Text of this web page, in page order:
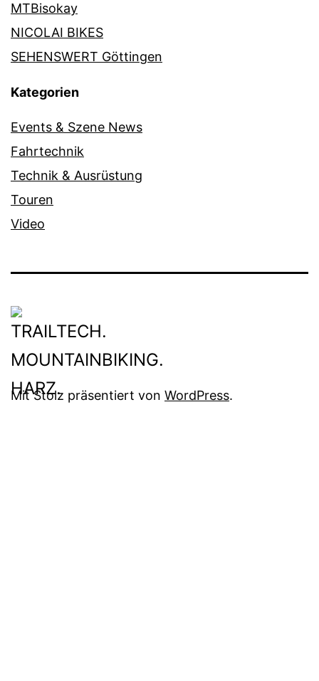
MTBisokay
NICOLAI BIKES
SEHENSWERT Göttingen
Kategorien
Events & Szene News
Fahrtechnik
Technik & Ausrüstung
Touren
Video
Mit Stolz präsentiert von WordPress.